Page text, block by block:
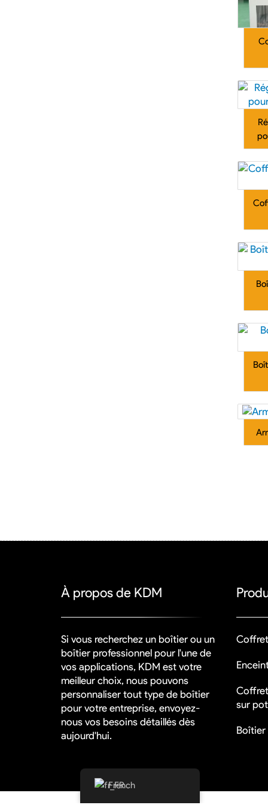
À propos de KDM
Si vous recherchez un boîtier ou un
boîtier professionnel pour l'une de
vos applications, KDM est votre
meilleur choix, nous pouvons
personnaliser tout type de boîtier
pour votre entreprise, envoyez-
nous vos besoins détaillés dès
aujourd'hui.
sur
Boîtier
French